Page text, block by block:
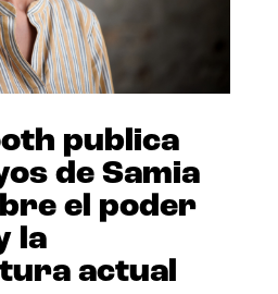
publica
de Samia
el poder
la
actual